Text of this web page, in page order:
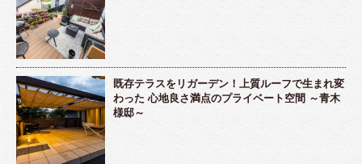
既存テラスをリガーデン！上質ルーフで生まれ変
わった 心地良さ満点のプライベート空間 ～青木
様邸～